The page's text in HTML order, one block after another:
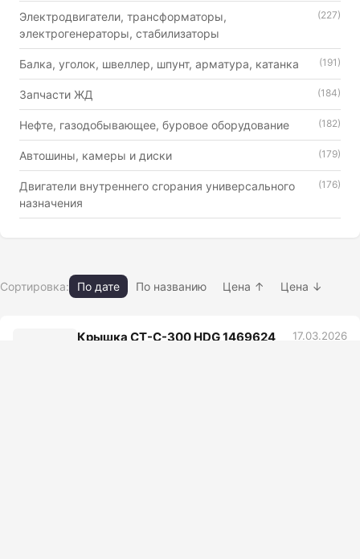
Электродвигатели, трансформаторы,
электрогенераторы, стабилизаторы
(227)
Балка, уголок, швеллер, шпунт, арматура, катанка (191)
Запчасти ЖД (184)
Нефте, газодобывающее, буровое оборудование (182)
Автошины, камеры и диски (179)
Двигатели внутреннего сгорания универсального
назначения
(176)
Сортировка: По дате По названию Цена ↑ Цена ↓
Крышка CT-C-300 HDG 1469624
17.03.2026